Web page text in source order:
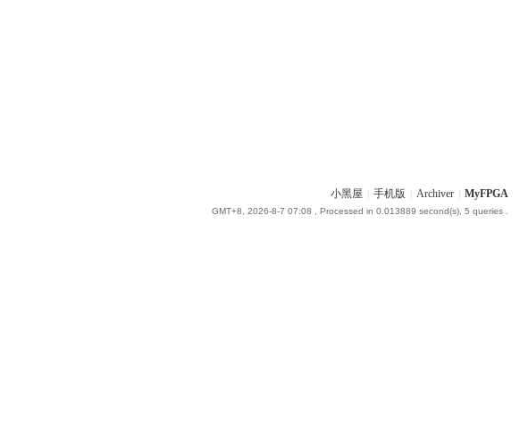
小黑屋 手机版 Archiver MyFPGA
GMT+8, 2026-8-7 07:08 , Processed in 0.013889 second(s), 5 queries .